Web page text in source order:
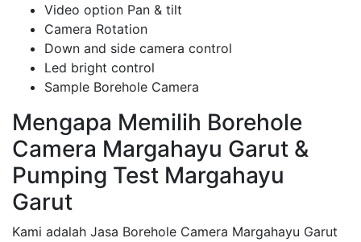
Video option Pan & tilt
Camera Rotation
Down and side camera control
Led bright control
Sample Borehole Camera
Mengapa Memilih Borehole
Camera Margahayu Garut &
Pumping Test Margahayu
Garut
Kami adalah Jasa Borehole Camera Margahayu Garut